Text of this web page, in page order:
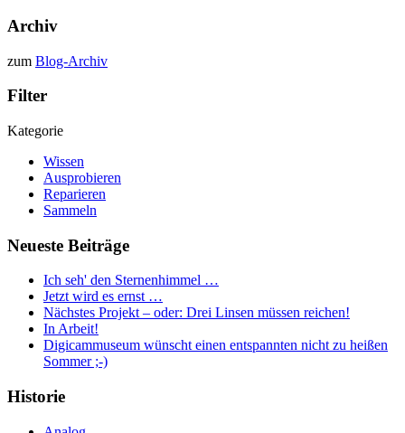
Archiv
zum Blog-Archiv
Filter
Kategorie
Wissen
Ausprobieren
Reparieren
Sammeln
Neueste Beiträge
Ich seh' den Sternenhimmel …
Jetzt wird es ernst …
Nächstes Projekt – oder: Drei Linsen müssen reichen!
In Arbeit!
Digicammuseum wünscht einen entspannten nicht zu heißen
Sommer ;-)
Historie